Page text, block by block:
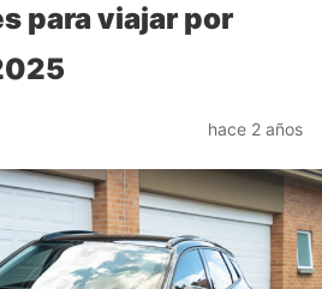
para viajar por
hace 2 años